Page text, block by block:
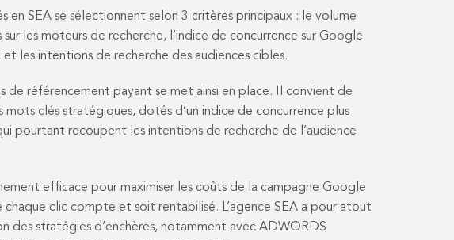
en SEA se sélectionnent selon 3 critères principaux : le volume
les moteurs de recherche, l’indice de concurrence sur Google
les intentions de recherche des audiences cibles.
de référencement payant se met ainsi en place. Il convient de
mots clés stratégiques, dotés d’un indice de concurrence plus
pourtant recoupent les intentions de recherche de l’audience
efficace pour maximiser les coûts de la campagne Google
chaque clic compte et soit rentabilisé. L’agence SEA a pour atout
des stratégies d’enchères, notamment avec ADWORDS